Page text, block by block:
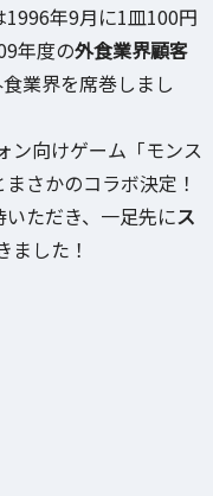
1996年9月に1皿100円
年度の外食業界顧客
業界を席巻しまし
ン向けゲーム「モンス
さかのコラボ決定！
ただき、一足先にス
ました！